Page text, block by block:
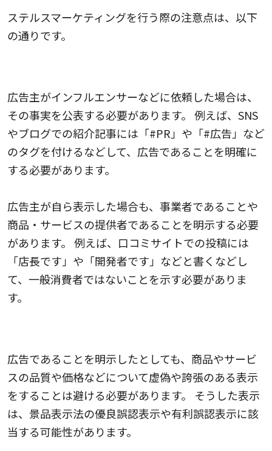
ステルスマーケティングを行う際の注意点は、以下
の通りです。
広告主がインフルエンサーなどに依頼した場合は、
その事実を公表する必要があります。 例えば、SNS
やブログでの紹介記事には「#PR」や「#広告」など
のタグを付けるなどして、広告であることを明確に
する必要があります。
広告主が自ら表示した場合も、事業者であることや
商品・サービスの提供者であることを明示する必要
があります。 例えば、口コミサイトでの投稿には
「店長です」や「開発者です」などと書くなどし
て、一般消費者ではないことを示す必要がありま
す。
広告であることを明示したとしても、商品やサービ
スの品質や価格などについて虚偽や誇張のある表示
をすることは避ける必要があります。 そうした表示
は、景品表示法の優良誤認表示や有利誤認表示に該
当する可能性があります。